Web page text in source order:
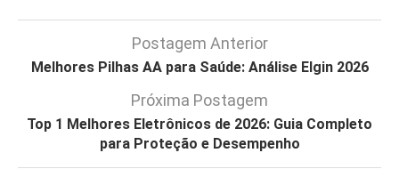
Postagem Anterior
Melhores Pilhas AA para Saúde: Análise Elgin 2026
Próxima Postagem
Top 1 Melhores Eletrônicos de 2026: Guia Completo
para Proteção e Desempenho